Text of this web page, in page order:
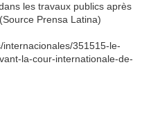
les travaux publics après
Prensa Latina)
351515-le-
la-cour-internationale-de-